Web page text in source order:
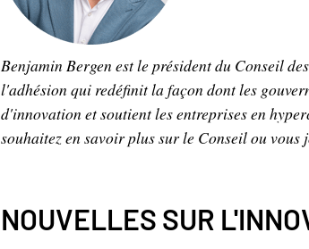
Benjamin Bergen est le président du Conseil
l'adhésion qui redéfinit la façon dont les
d'innovation et soutient les entreprises en
souhaitez en savoir plus sur le Conseil ou vous
NOUVELLES SUR